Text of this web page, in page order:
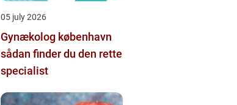
05 july 2026
Gynækolog københavn
sådan finder du den rette
specialist